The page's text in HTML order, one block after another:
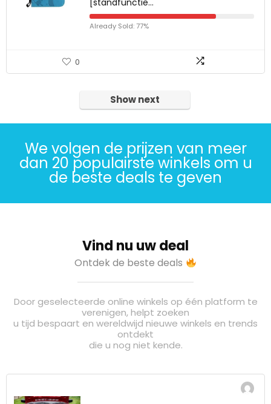
[standfunctie…
Already Sold: 77%
0
Show next
We volgen de prijzen van meer
dan 20 populairste winkels om u
de beste deals te geven
Vind nu uw deal
Ontdek de beste deals
Door geselecteerde online winkels op één platform te
verenigen, helpt zoeken
u tijd bespaart en wereldwijd nieuwe winkels en trends
ontdekt
die u nog niet kende.